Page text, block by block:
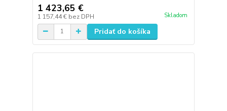
1 423,65 €
1 157,44 € bez DPH Skladom
Pridať do košíka